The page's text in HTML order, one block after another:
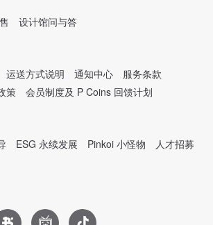
设计馆问与答
运送方式说明 通知中心
服务条款
策 会员制度及 P Coins 回馈计划
ESG 永续发展 Pinkoi 小怪物
人才招募